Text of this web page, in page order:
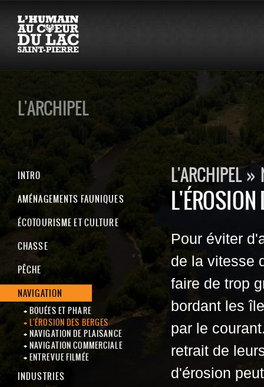
L'ARCHIPEL
INTRO
AMÉNAGEMENTS FAUNIQUES
ÉCOTOURISME ET CULTURE
CHASSE
PÊCHE
NAVIGATION
BOUÉES ET PHARE
L'ÉROSION DES BERGES
NAVIGATION DE PLAISANCE
NAVIGATION COMMERCIALE
ENTREVUE FILMÉE
INDUSTRIES
L'ARCHIPEL »
L'ÉROSION
Pour éviter
de la vitesse
faire de trop
bordant les
par le
retrait de
d'érosion